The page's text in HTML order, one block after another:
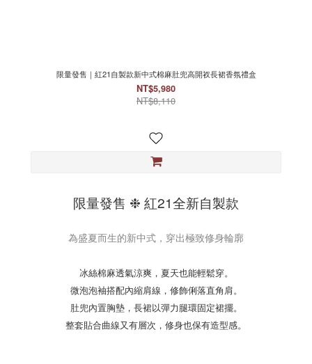
限量發售｜紅21自製款新中式棉麻肚兜高開衩長裙香氛禮盒
NT$5,980
NT$8,110
限量發售 ❉ 紅21全新自製款
為盛夏而生的新中式，穿出極致修身輪廓
冰絲棉麻透氣涼爽，夏天也能輕鬆穿。
微泡泡袖搭配內縮肩線，修飾俐落直角肩。
肚兜內置胸墊，長裙以彈力腿環固定裙擺。
整套貼合曲線又有層次，修身也保有造型感。